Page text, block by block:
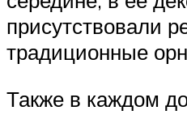
присутствовали
традиционные
Также в каждом